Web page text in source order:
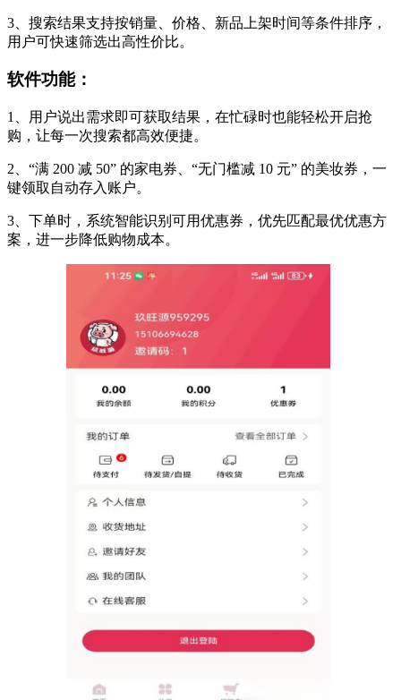
3、搜索结果支持按销量、价格、新品上架时间等条件排序，
用户可快速筛选出高性价比。
软件功能：
1、用户说出需求即可获取结果，在忙碌时也能轻松开启抢
购，让每一次搜索都高效便捷。
2、“满 200 减 50” 的家电券、“无门槛减 10 元” 的美妆券，一
键领取自动存入账户。
3、下单时，系统智能识别可用优惠券，优先匹配最优优惠方
案，进一步降低购物成本。